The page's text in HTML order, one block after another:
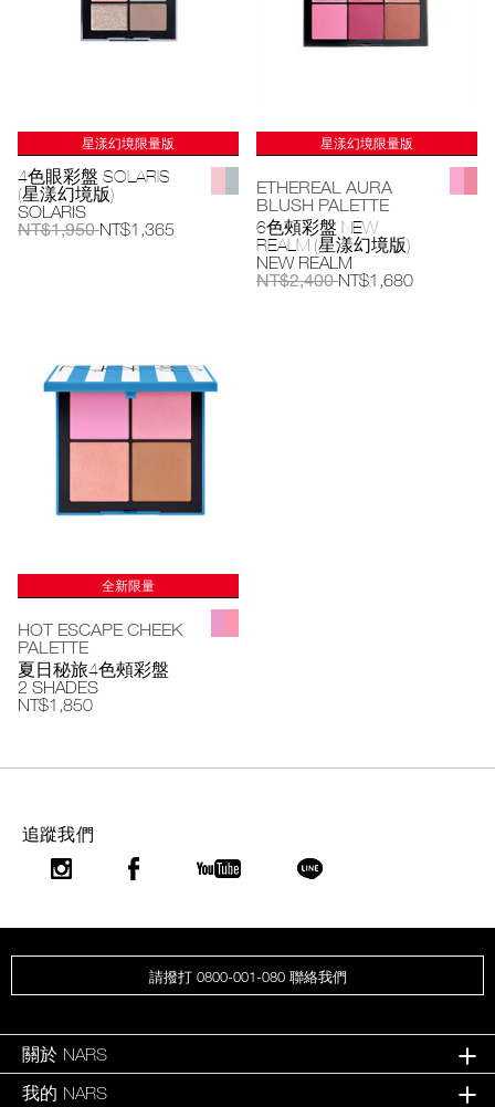
星漾幻境限量版
4色眼彩盤 SOLARIS
(星漾幻境版)
SOLARIS
NT$1,950NT$1,365
星漾幻境限量版
ETHEREAL AURA
BLUSH PALETTE
6色頰彩盤 NEW
REALM (星漾幻境版)
NEW REALM
NT$2,400NT$1,680
全新限量
HOT ESCAPE CHEEK
PALETTE
夏日秘旅4色頰彩盤
2 SHADES
NT$1,850
追蹤我們
請撥打 0800-001-080 聯絡我們
關於 NARS
我的 NARS